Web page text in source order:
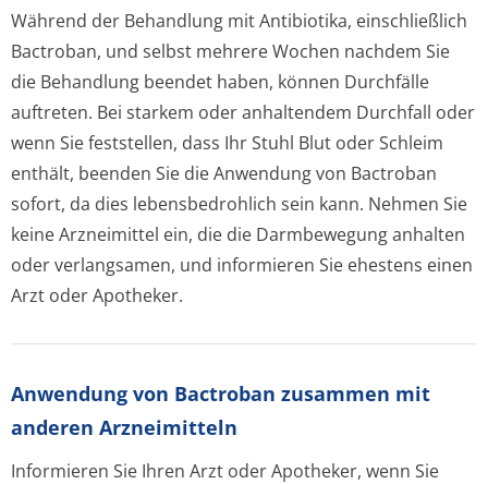
Während der Behandlung mit Antibiotika, einschließlich
Bactroban, und selbst mehrere Wochen nachdem Sie
die Behandlung beendet haben, können Durchfälle
auftreten. Bei starkem oder anhaltendem Durchfall oder
wenn Sie feststellen, dass Ihr Stuhl Blut oder Schleim
enthält, beenden Sie die Anwendung von Bactroban
sofort, da dies lebensbedrohlich sein kann. Nehmen Sie
keine Arzneimittel ein, die die Darmbewegung anhalten
oder verlangsamen, und informieren Sie ehestens einen
Arzt oder Apotheker.
Anwendung von Bactroban zusammen mit
anderen Arzneimitteln
Informieren Sie Ihren Arzt oder Apotheker, wenn Sie